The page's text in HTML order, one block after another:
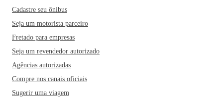
Cadastre seu ônibus
Seja um motorista parceiro
Fretado para empresas
Seja um revendedor autorizado
Agências autorizadas
Compre nos canais oficiais
Sugerir uma viagem